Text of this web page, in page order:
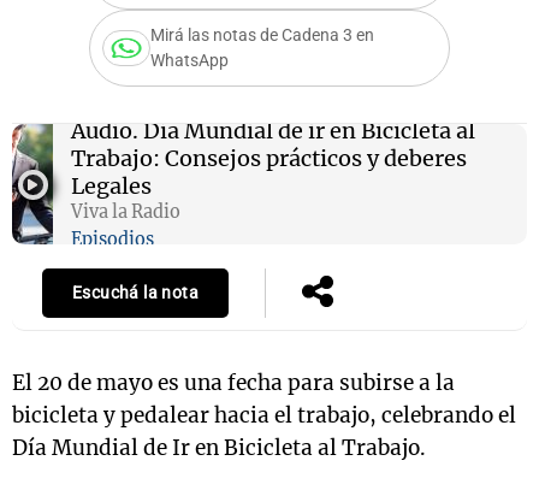
Mirá las notas de Cadena 3 en
WhatsApp
Audio. Día Mundial de ir en Bicicleta al
Trabajo: Consejos prácticos y deberes
Legales
Viva la Radio
Episodios
Escuchá la nota
El 20 de mayo es una fecha para subirse a la
bicicleta y pedalear hacia el trabajo, celebrando el
Día Mundial de Ir en Bicicleta al Trabajo.